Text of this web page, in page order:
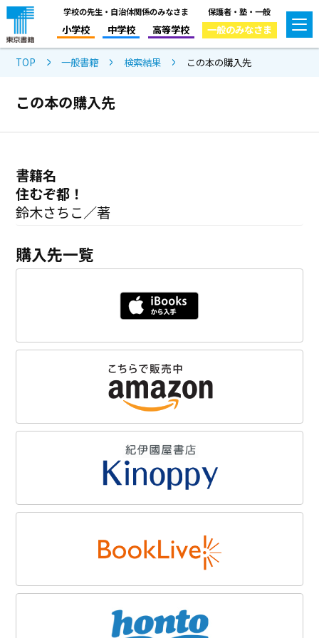
学校の先生・自治体関係のみなさま
小学校 中学校 高等学校
保護者・塾・一般
一般のみなさま
TOP 一般書籍 検索結果 この本の購入先
この本の購入先
書籍名
住むぞ都！
鈴木さちこ／著
購入先一覧